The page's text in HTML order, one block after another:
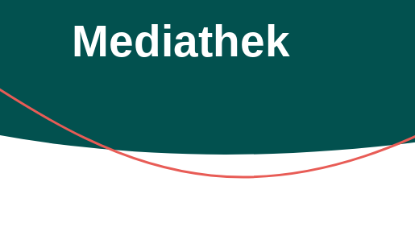
Mediathek